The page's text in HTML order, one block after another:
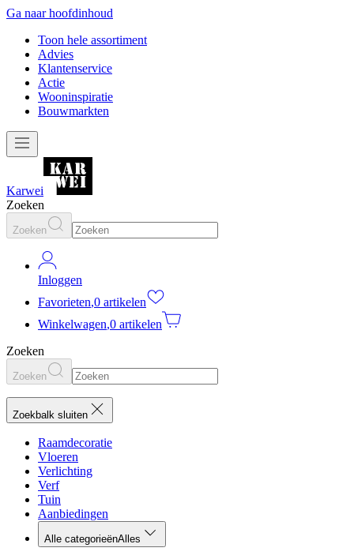
Ga naar hoofdinhoud
Toon hele assortiment
Advies
Klantenservice
Actie
Wooninspiratie
Bouwmarkten
Karwei
Zoeken
Zoeken
Inloggen
Favorieten,0 artikelen
Winkelwagen,0 artikelen
Zoeken
Zoeken
Zoekbalk sluiten
Raamdecoratie
Vloeren
Verlichting
Verf
Tuin
Aanbiedingen
Alle categorieënAlles